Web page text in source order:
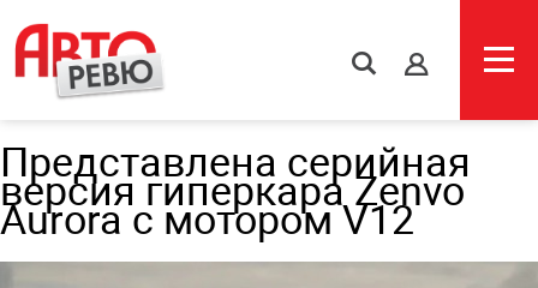
s
Представлена серийная
версия гиперкара Zenvo
Aurora с мотором V12